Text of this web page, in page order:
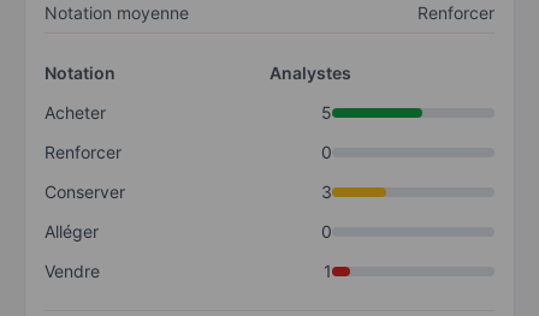
Notation moyenne Renforcer
Notation
Analystes
Acheter
5
Renforcer
0
Conserver
3
Alléger
0
Vendre
1